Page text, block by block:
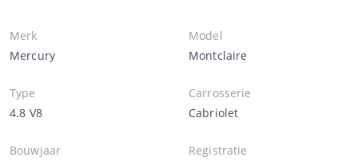
Merk
Mercury
Model
Montclaire
Type
4.8 V8
Carrosserie
Cabriolet
Bouwjaar
Registratie